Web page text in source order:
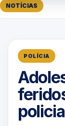
NOTÍCIAS
POLÍCIA